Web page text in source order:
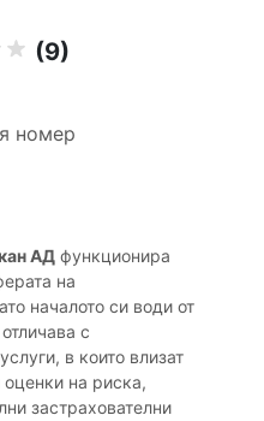
(9)
номер
АД функционира
на
началото си води от
с
в които влизат
на риска,
застрахователни